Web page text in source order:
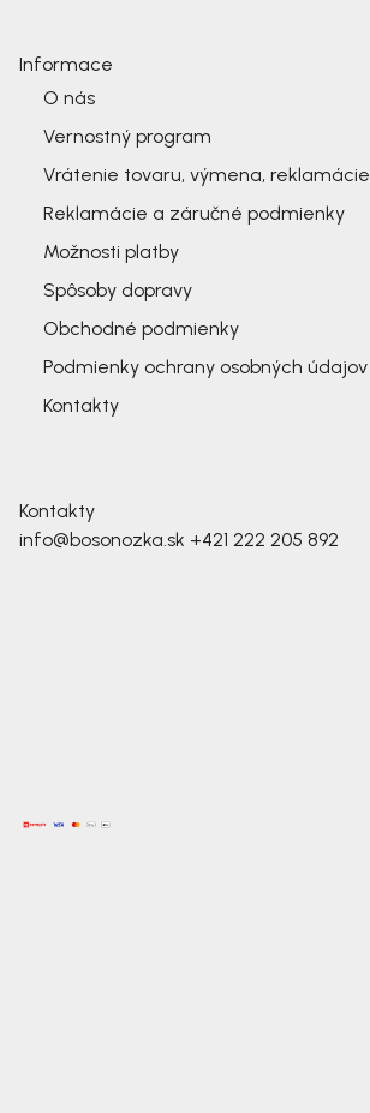
Informace
O nás
Vernostný program
Vrátenie tovaru, výmena, reklamácie
Reklamácie a záručné podmienky
Možnosti platby
Spôsoby dopravy
Obchodné podmienky
Podmienky ochrany osobných údajov
Kontakty
Kontakty
info@bosonozka.sk +421 222 205 892